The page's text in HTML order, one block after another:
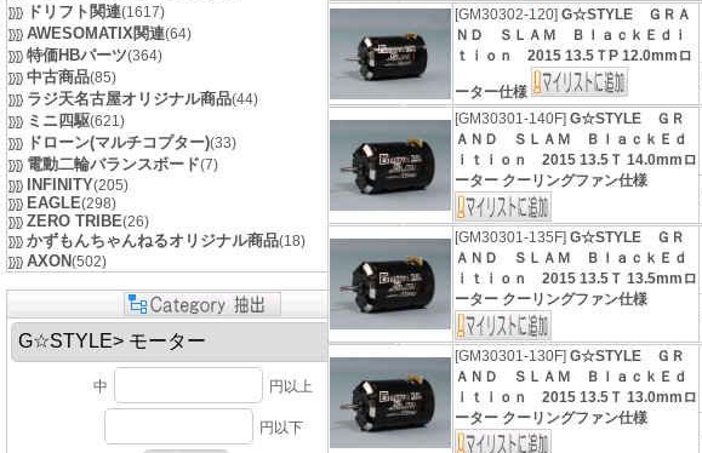
ドリフト関連(1617)
AWESOMATIX関連(64)
特価HBパーツ(364)
中古商品(85)
ラジ天名古屋オリジナル商品(44)
ミニ四駆(621)
ドローン(マルチコプター)(33)
電動二輪バランスボード(7)
INFINITY(205)
EAGLE(298)
ZERO TRIBE(26)
かずもんちゃんねるオリジナル商品(18)
AXON(502)
中 円以上
円以下
[GM30302-120] G☆STYLE ＧＲＡ
ＮＤ ＳＬＡＭ ＢｌａｃｋＥｄｉ
ｔｉｏｎ 2015 13.5ＴP 12.0mmロ
ーター仕様
[GM30301-140F] G☆STYLE ＧＲ
ＡＮＤ ＳＬＡＭ ＢｌａｃｋＥｄ
ｉｔｉｏｎ 2015 13.5Ｔ 14.0mmロ
ーター クーリングファン仕様
[GM30301-135F] G☆STYLE ＧＲ
ＡＮＤ ＳＬＡＭ ＢｌａｃｋＥｄ
ｉｔｉｏｎ 2015 13.5Ｔ 13.5mmロ
ーター クーリングファン仕様
[GM30301-130F] G☆STYLE ＧＲ
ＡＮＤ ＳＬＡＭ ＢｌａｃｋＥｄ
ｉｔｉｏｎ 2015 13.5Ｔ 13.0mmロ
ーター クーリングファン仕様